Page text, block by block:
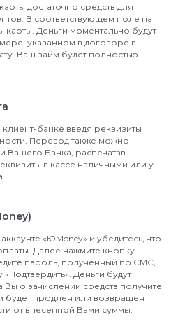
достаточно средств для
В соответствующем поле на
карты. Деньги моментально будут
указанном в договоре в
Ваш займ будет полностью
клиент-банке введя реквизиты
Перевод также можно
Вашего Банка, распечатав
в кассе наличными или у
«ЮMoney» и убедитесь, что
Далее нажмите кнопку
пароль, полученный по СМС,
Деньги будут
о зачислении средств получите
продлен или возвращен
от внесенной Вами суммы.